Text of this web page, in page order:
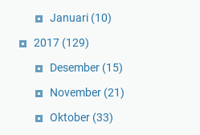
Januari (10)
2017 (129)
Desember (15)
November (21)
Oktober (33)